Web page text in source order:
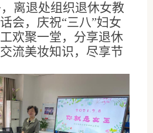
，离退处组织退休女教
会，庆祝“三八”妇女
欢聚一堂，分享退休
流美妆知识，尽享节